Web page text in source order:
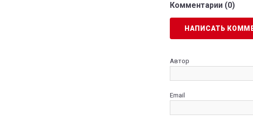
Комментарии (0)
НАПИСАТЬ
Автор
Email